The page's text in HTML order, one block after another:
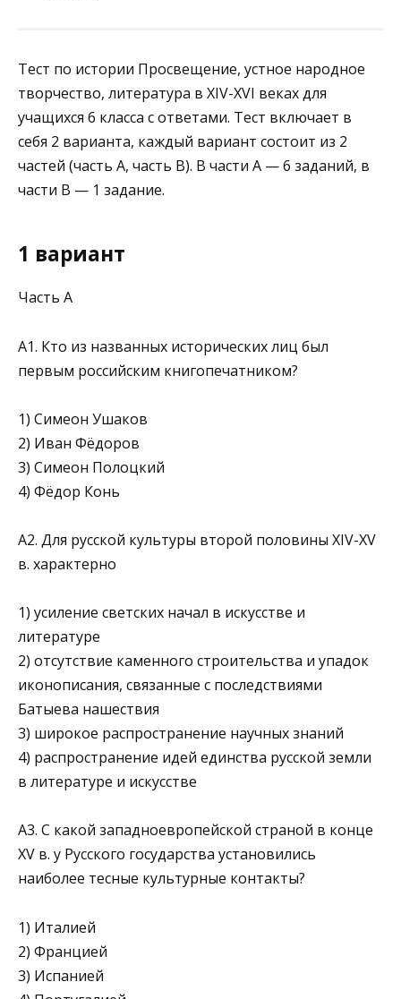
Тест по истории Просвещение, устное народное
творчество, литература в XIV-XVI веках для
учащихся 6 класса с ответами. Тест включает в
себя 2 варианта, каждый вариант состоит из 2
частей (часть А, часть В). В части А — 6 заданий, в
части В — 1 задание.
1 вариант
Часть А
А1. Кто из названных исторических лиц был
первым российским кни­гопечатником?
1) Симеон Ушаков
2) Иван Фёдоров
3) Симеон Полоцкий
4) Фёдор Конь
А2. Для русской культуры второй половины XIV-XV
в. характерно
1) усиление светских начал в искусстве и
литературе
2) отсутствие каменного строительства и упадок
иконописания, связанные с последствиями
Батыева нашествия
3) широкое распространение научных знаний
4) распространение идей единства русской земли
в литературе и искусстве
А3. С какой западноевропейской страной в конце
XV в. у Русского государства установились
наиболее тесные культурные контакты?
1) Италией
2) Францией
3) Испанией